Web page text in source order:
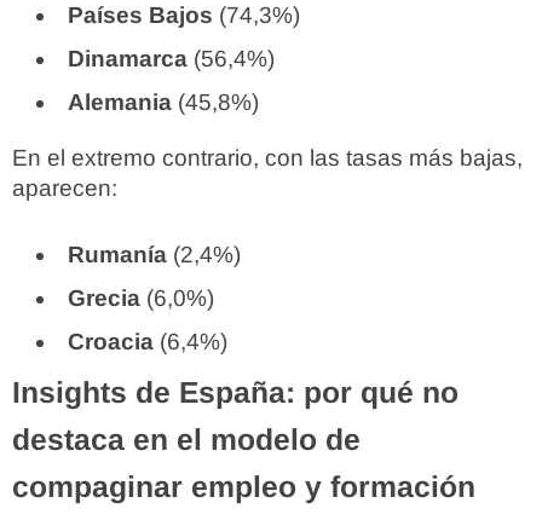
Países Bajos (74,3%)
Dinamarca (56,4%)
Alemania (45,8%)
En el extremo contrario, con las tasas más bajas,
aparecen:
Rumanía (2,4%)
Grecia (6,0%)
Croacia (6,4%)
Insights de España: por qué no
destaca en el modelo de
compaginar empleo y formación